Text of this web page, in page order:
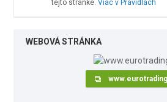
tejto stránke. Viac v Pravidlách
WEBOVÁ STRÁNKA